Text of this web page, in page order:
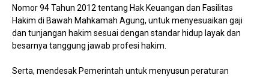
Nomor 94 Tahun 2012 tentang Hak Keuangan dan Fasilitas
Hakim di Bawah Mahkamah Agung, untuk menyesuaikan gaji
dan tunjangan hakim sesuai dengan standar hidup layak dan
besarnya tanggung jawab profesi hakim.
Serta, mendesak Pemerintah untuk menyusun peraturan